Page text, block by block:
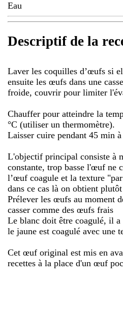
Eau
Descriptif de la
Laver les coquilles d’œufs si
ensuite les œufs dans une
froide, couvrir pour limiter
Chauffer pour atteindre la
°C (utiliser un thermomètre).
Laisser cuire pendant 45 min
L'objectif principal consiste à
constante, trop basse l'œuf ne
l’œuf coagule et la texture
dans ce cas là on obtient
Prélever les œufs au moment
casser comme des œufs frais
Le blanc doit être coagulé, il
le jaune est coagulé avec une
Cet œuf original est mis en
recettes à la place d'un œuf